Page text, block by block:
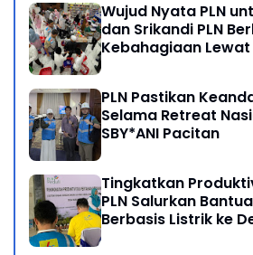
Wujud Nyata PLN
dan Srikandi PLN
Kebahagiaan Lewat
PLN Pastikan
Selama Retreat
SBY*ANI Pacitan
Tingkatkan
PLN Salurkan
Berbasis Listrik ke